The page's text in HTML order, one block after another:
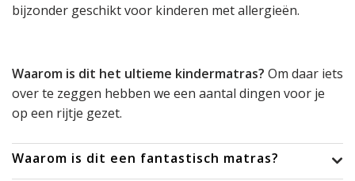
bijzonder geschikt voor kinderen met allergieën.
Waarom is dit het ultieme kindermatras? Om daar iets
over te zeggen hebben we een aantal dingen voor je
op een rijtje gezet.
Waarom is dit een fantastisch matras?